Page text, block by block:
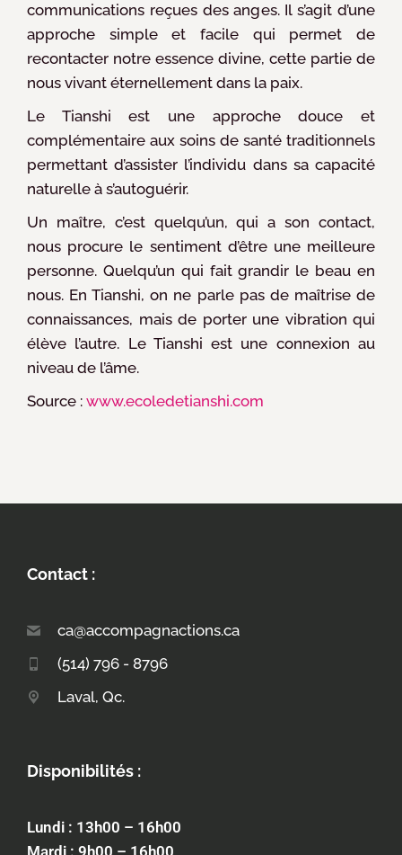
communications reçues des anges. Il s’agit d’une
approche simple et facile qui permet de
recontacter notre essence divine, cette partie de
nous vivant éternellement dans la paix.
Le Tianshi est une approche douce et
complémentaire aux soins de santé traditionnels
permettant d’assister l’individu dans sa capacité
naturelle à s’autoguérir.
Un maître, c’est quelqu’un, qui a son contact,
nous procure le sentiment d’être une meilleure
personne. Quelqu’un qui fait grandir le beau en
nous. En Tianshi, on ne parle pas de maîtrise de
connaissances, mais de porter une vibration qui
élève l’autre. Le Tianshi est une connexion au
niveau de l’âme.
Source : www.ecoledetianshi.com
Contact :
ca@accompagnactions.ca
(514) 796 - 8796
Laval, Qc.
Disponibilités :
Lundi : 13h00 – 16h00
Mardi : 9h00 – 16h00